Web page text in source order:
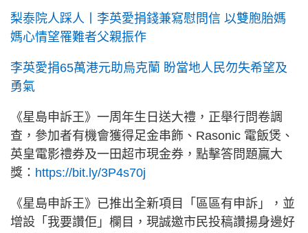
梨泰院人踩人丨李英愛捐錢兼寫慰問信 以雙胞胎媽
媽心情望罹難者父親振作
李英愛捐65萬港元助烏克蘭 盼當地人民勿失希望及
勇氣
《星島申訴王》一周年生日送大禮，正舉行問卷調
查，參加者有機會獲得足金串飾、Rasonic 電飯煲、
英皇電影禮券及一田超市現金券，點擊答問題贏大
獎： https://bit.ly/3P4s70j
《星島申訴王》已推出全新項目「區區有申訴」，並
增設「我要讚佢」欄目，現誠邀市民投稿讚揚身邊好